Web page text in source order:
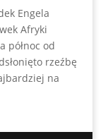
Engela
Afryki
północ od
rzeźbę
na